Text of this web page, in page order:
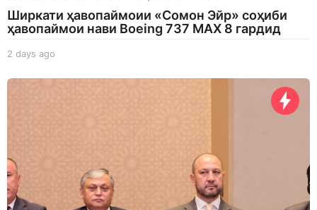
Ширкати ҳавопаймоии «Сомон Эйр» соҳиби
ҳавопаймои нави Boeing 737 MAX 8 гардид
2 days ago
a